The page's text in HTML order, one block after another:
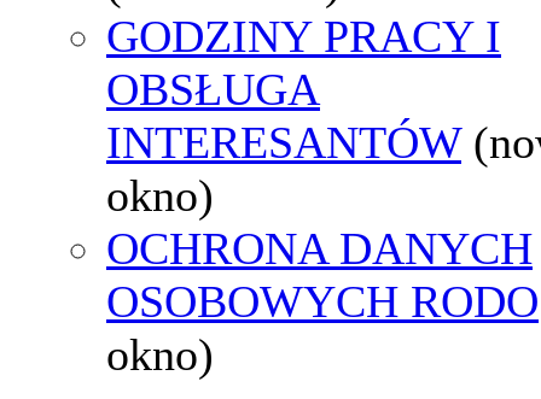
GODZINY PRACY I
OBSŁUGA
INTERESANTÓW
okno)
OCHRONA DANYCH
OSOBOWYCH RODO
okno)